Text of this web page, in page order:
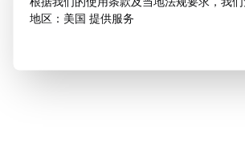
地区：美国 提供服务